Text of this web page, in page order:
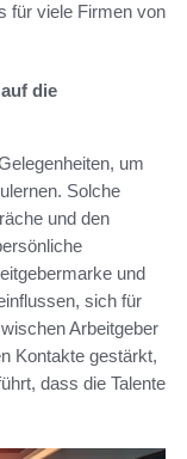
für viele Firmen von
die
um
Solche
und den
und
sich für
Arbeitgeber
Kontakte gestärkt,
dass die Talente